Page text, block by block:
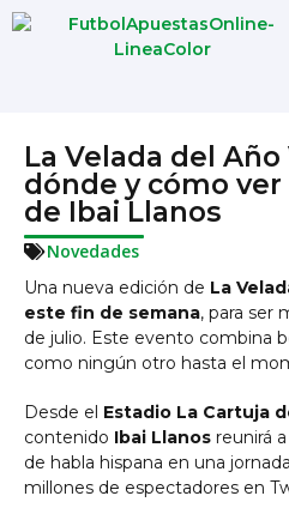
La Velada del Año
dónde y cómo
de Ibai Llanos
Novedades
Una nueva edición de La
este fin de semana, para ser
de julio. Este evento combina
como ningún otro hasta el
Desde el Estadio La Cartuja
contenido Ibai Llanos reunirá
de habla hispana en una
millones de espectadores en